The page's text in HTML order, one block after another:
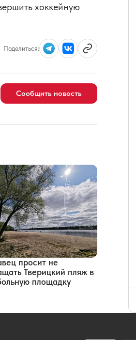
хоккейную
Поделиться:
Сообщить новость
просит не
Тверицкий пляж в
площадку